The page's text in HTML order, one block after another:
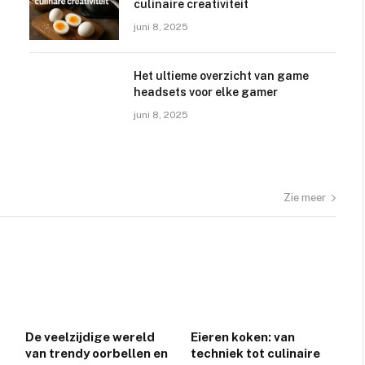
culinaire creativiteit
juni 8, 2025
Het ultieme overzicht van game
headsets voor elke gamer
juni 8, 2025
Zie meer
De veelzijdige wereld
van trendy oorbellen en
Eieren koken: van
techniek tot culinaire